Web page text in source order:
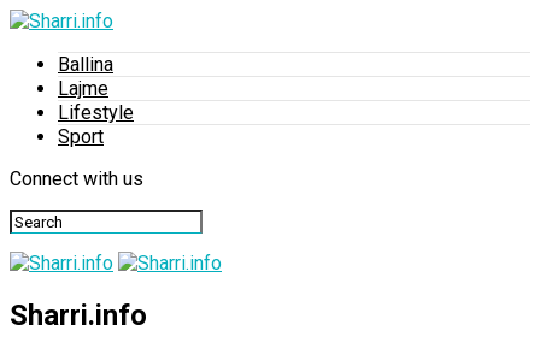
Ballina
Lajme
Lifestyle
Sport
Connect with us
Sharri.info